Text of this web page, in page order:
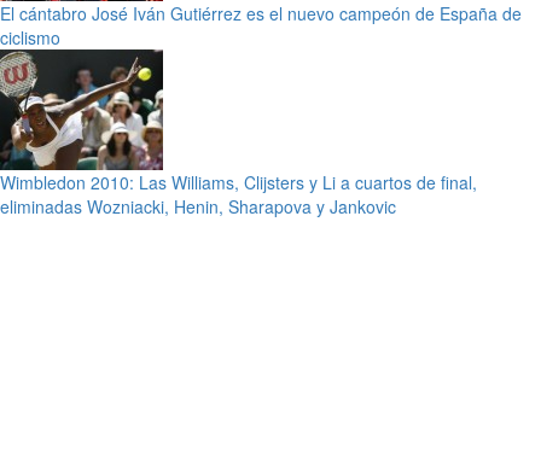
El cántabro José Iván Gutiérrez es el nuevo campeón de España de
ciclismo
Wimbledon 2010: Las Williams, Clijsters y Li a cuartos de final,
eliminadas Wozniacki, Henin, Sharapova y Jankovic